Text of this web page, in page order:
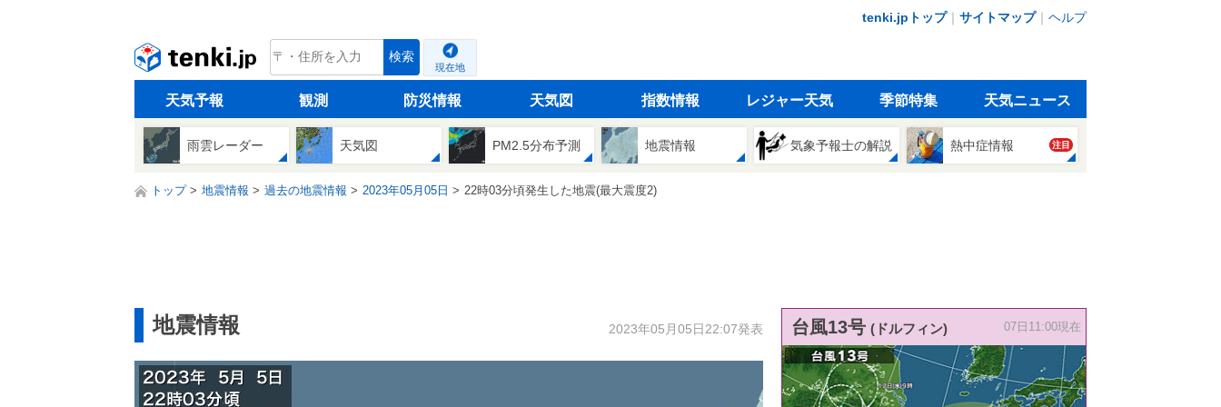
tenki.jpトップ｜ サイトマップ｜ ヘルプ
tenki.jp 検索
現在地
天気予報 観測 防災情報 天気図 指数情報 レジャー天気 季節特集 天気ニュース
雨雲レーダー 天気図 PM2.5分布予測 地震情報 気象予報士の解説 熱中症情報 注目
トップ 地震情報 過去の地震情報 2023年05月05日 22時03分頃発生した地震(最大震度2)
地震情報 2023年05月05日22:07発表 台風13号 (ドルフィン) 07日11:00現在